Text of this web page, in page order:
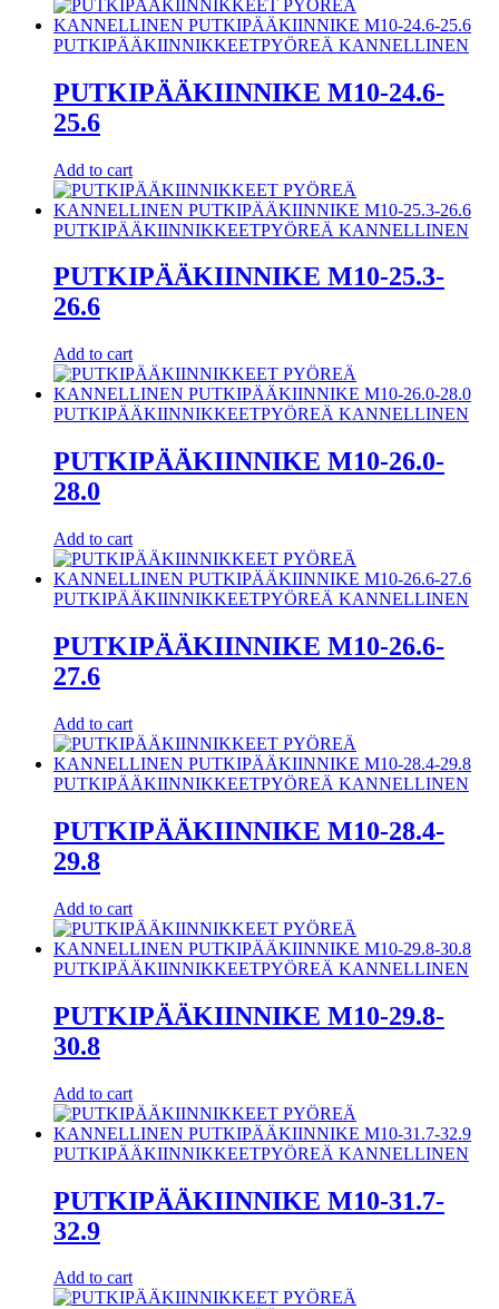
PUTKIPÄÄKIINNIKKEETPYÖREÄ KANNELLINEN
PUTKIPÄÄKIINNIKE M10-24.6-
25.6
Add to cart
PUTKIPÄÄKIINNIKKEETPYÖREÄ KANNELLINEN
PUTKIPÄÄKIINNIKE M10-25.3-
26.6
Add to cart
PUTKIPÄÄKIINNIKKEETPYÖREÄ KANNELLINEN
PUTKIPÄÄKIINNIKE M10-26.0-
28.0
Add to cart
PUTKIPÄÄKIINNIKKEETPYÖREÄ KANNELLINEN
PUTKIPÄÄKIINNIKE M10-26.6-
27.6
Add to cart
PUTKIPÄÄKIINNIKKEETPYÖREÄ KANNELLINEN
PUTKIPÄÄKIINNIKE M10-28.4-
29.8
Add to cart
PUTKIPÄÄKIINNIKKEETPYÖREÄ KANNELLINEN
PUTKIPÄÄKIINNIKE M10-29.8-
30.8
Add to cart
PUTKIPÄÄKIINNIKKEETPYÖREÄ KANNELLINEN
PUTKIPÄÄKIINNIKE M10-31.7-
32.9
Add to cart